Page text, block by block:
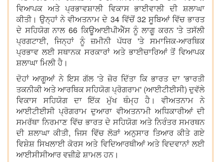
ਵਿਆਪਕ ਅਤੇ ਪ੍ਰਭਾਵਸ਼ਾਲੀ ਵਿਕਾਸ ਭਾਈਵਾਲੀ ਦੀ ਸ਼ਲਾਘਾ
ਕੀਤੀ। ਉਨ੍ਹਾਂ ਨੇ ਵੀਅਤਨਾਮ ਦੇ 34 ਵਿੱਚੋਂ 32 ਸੂਬਿਆਂ ਵਿੱਚ ਭਾਰਤ
ਦੇ ਸਹਿਯੋਗ ਨਾਲ 66 ਕਿਊਆਈਪੀਐੱਸ ਨੂੰ ਲਾਗੂ ਕਰਨ 'ਤੇ ਤਸੱਲੀ
ਪ੍ਰਗਟਾਈ, ਜਿਨ੍ਹਾਂ ਨੂੰ ਜ਼ਮੀਨੀ ਪੱਧਰ 'ਤੇ ਸਮਾਜਿਕ-ਆਰਥਿਕ
ਪ੍ਰਭਾਵ ਲਈ ਸਥਾਨਕ ਸਰਕਾਰਾਂ ਅਤੇ ਭਾਈਚਾਰਿਆਂ ਤੋਂ ਵਿਆਪਕ
ਸ਼ਲਾਘਾ ਮਿਲੀ ਹੈ।
ਦੋਹਾਂ ਆਗੂਆਂ ਨੇ ਇਸ ਗੱਲ 'ਤੇ ਜ਼ੋਰ ਦਿੱਤਾ ਕਿ ਭਾਰਤ ਦਾ 'ਭਾਰਤੀ
ਤਕਨੀਕੀ ਅਤੇ ਆਰਥਿਕ ਸਹਿਯੋਗ ਪ੍ਰੋਗਰਾਮ' (ਆਈਟੀਈਸੀ) ਦੁਵੱਲੇ
ਵਿਕਾਸ ਸਹਿਯੋਗ ਦਾ ਇੱਕ ਮੁੱਖ ਥੰਮ੍ਹ ਹੈ। ਵੀਅਤਨਾਮ ਨੇ
ਆਈਟੀਈਸੀ ਪ੍ਰੋਗਰਾਮ ਦੁਆਰਾ ਵੀਅਤਨਾਮੀ ਅਧਿਕਾਰੀਆਂ ਦੀ
ਸਮਰੱਥਾ ਨਿਰਮਾਣ ਵਿੱਚ ਭਾਰਤ ਦੇ ਸਹਿਯੋਗ ਅਤੇ ਨਿਰੰਤਰ ਸਮਰਥਨ
ਦੀ ਸ਼ਲਾਘਾ ਕੀਤੀ, ਜਿਸ ਵਿੱਚ ਲੋੜਾਂ ਅਨੁਸਾਰ ਤਿਆਰ ਕੀਤੇ ਗਏ
ਵਿਸ਼ੇਸ਼ ਸਿਖਲਾਈ ਕੋਰਸ ਅਤੇ ਵਿਦਿਆਰਥੀਆਂ ਅਤੇ ਵਿਦਵਾਨਾਂ ਲਈ
ਆਈਸੀਸੀਆਰ ਵਜ਼ੀਫ਼ੇ ਸ਼ਾਮਲ ਹਨ।